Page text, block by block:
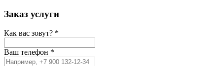
Заказ услуги
Как вас зовут? *
Ваш телефон *